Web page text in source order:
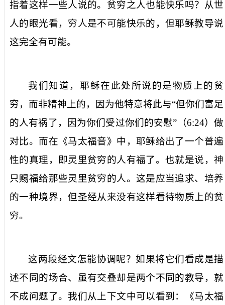
指着这样一些人说的。贫穷之人也能快乐吗？从世
人的眼光看，穷人是不可能快乐的，但耶稣教导说
这完全有可能。
我们知道，耶稣在此处所说的是物质上的贫
穷，而非精神上的，因为他特意将此与“但你们富足
的人有祸了，因为你们受过你们的安慰”（6:24）做
对比。而在《马太福音》中，耶稣给出了一个普遍
性的真理，即灵里贫穷的人有福了。也就是说，神
只赐福给那些灵里贫穷的人。这是应当追求、培养
的一种境界，但圣经从来没有这样看待物质上的贫
穷。
这两段经文怎能协调呢？如果将它们看成是描
述不同的场合、虽有交叠却是两个不同的教导，就
不成问题了。我们从上下文中可以看到：《马太福